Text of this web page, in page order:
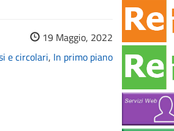
19 Maggio, 2022
e circolari, In primo piano